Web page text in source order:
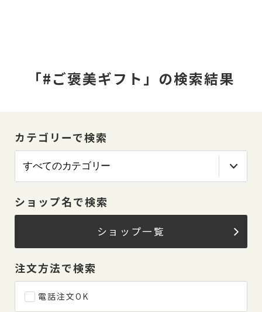
「#ご褒美ギフト」の検索結果
カテゴリーで検索
ショップ名で検索
ショップ一覧
注文方法で検索
電話注文OK